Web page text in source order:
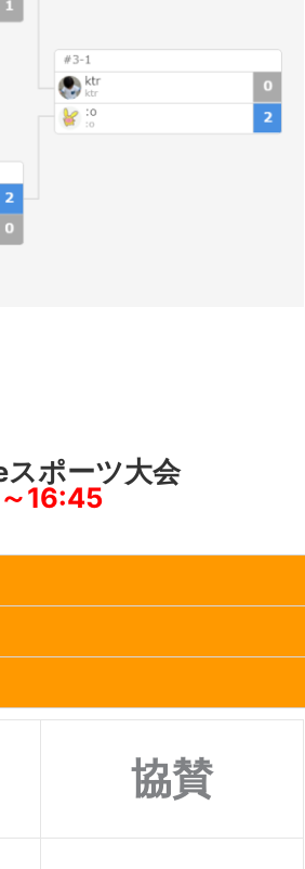
ポーツ大会
16:45
協賛